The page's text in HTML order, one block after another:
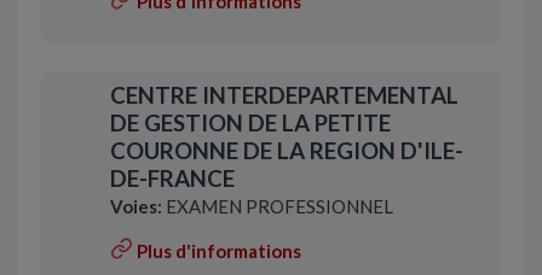
CENTRE INTERDEPARTEMENTAL
DE GESTION DE LA PETITE
COURONNE DE LA REGION D'ILE-
DE-FRANCE
Voies: EXAMEN PROFESSIONNEL
Plus d'informations